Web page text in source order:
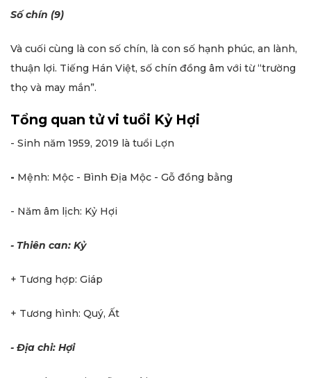
Số chín (9)
Và cuối cùng là con số chín, là con số hạnh phúc, an lành,
thuận lợi. Tiếng Hán Việt, số chín đồng âm với từ “trường
thọ và may mắn”.
Tổng quan tử vi tuổi Kỷ Hợi
- Sinh năm 1959, 2019 là tuổi Lợn
- Mệnh: Mộc - Bình Địa Mộc - Gỗ đồng bằng
- Năm âm lịch: Kỷ Hợi
- Thiên can: Kỷ
+ Tương hợp: Giáp
+ Tương hình: Quý, Ất
- Địa chi: Hợi